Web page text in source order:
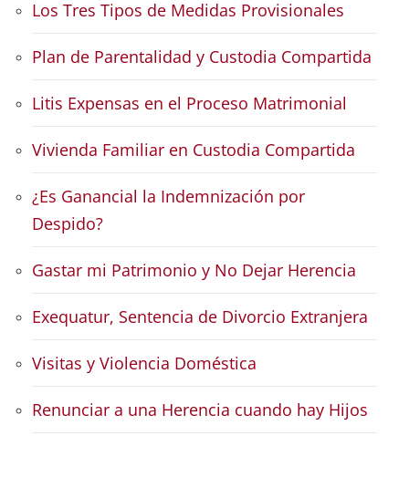
Los Tres Tipos de Medidas Provisionales
Plan de Parentalidad y Custodia Compartida
Litis Expensas en el Proceso Matrimonial
Vivienda Familiar en Custodia Compartida
¿Es Ganancial la Indemnización por
Despido?
Gastar mi Patrimonio y No Dejar Herencia
Exequatur, Sentencia de Divorcio Extranjera
Visitas y Violencia Doméstica
Renunciar a una Herencia cuando hay Hijos